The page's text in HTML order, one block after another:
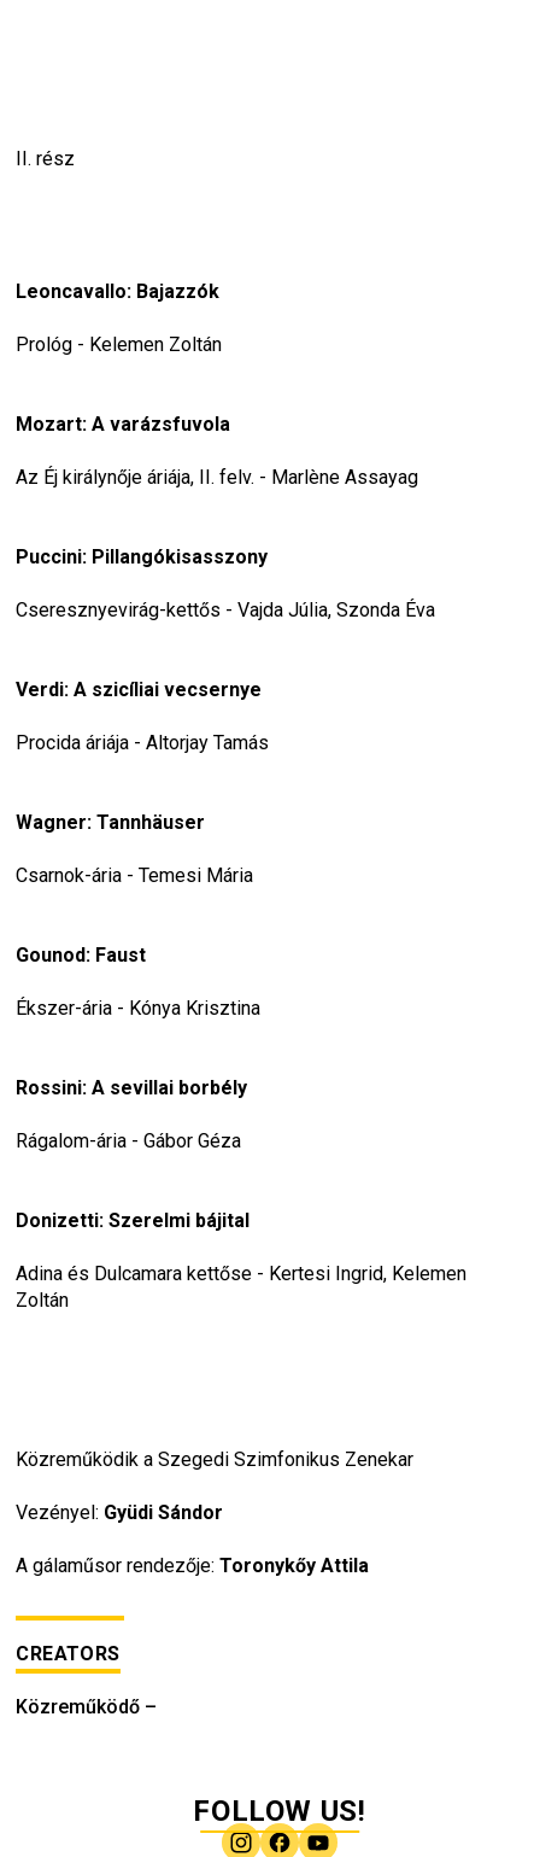
II. rész
Leoncavallo: Bajazzók
Prológ - Kelemen Zoltán
Mozart: A varázsfuvola
Az Éj királynője áriája, II. felv. - Marlène Assayag
Puccini: Pillangókisasszony
Cseresznyevirág-kettős - Vajda Júlia, Szonda Éva
Verdi: A szicíliai vecsernye
Procida áriája - Altorjay Tamás
Wagner: Tannhäuser
Csarnok-ária - Temesi Mária
Gounod: Faust
Ékszer-ária - Kónya Krisztina
Rossini: A sevillai borbély
Rágalom-ária - Gábor Géza
Donizetti: Szerelmi bájital
Adina és Dulcamara kettőse - Kertesi Ingrid, Kelemen
Zoltán
Közreműködik a Szegedi Szimfonikus Zenekar
Vezényel: Gyüdi Sándor
A gálaműsor rendezője: Toronykőy Attila
CREATORS
Közreműködő –
FOLLOW US!